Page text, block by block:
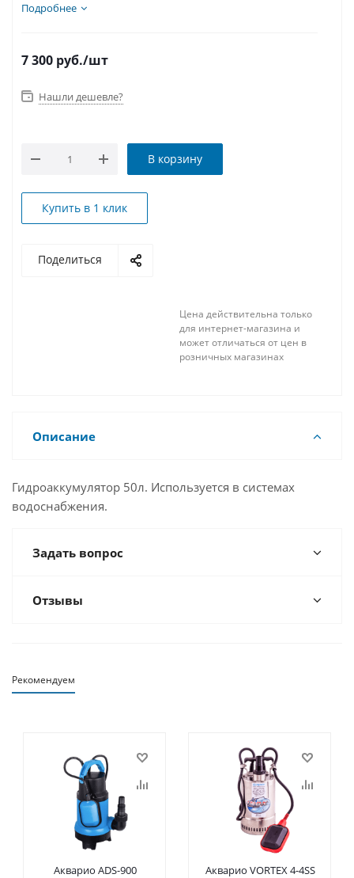
Подробнее
7 300 руб./шт
Нашли дешевле?
В корзину
Купить в 1 клик
Поделиться
Цена действительна только
для интернет-магазина и
может отличаться от цен в
розничных магазинах
Описание
Гидроаккумулятор 50л. Используется в системах
водоснабжения.
Задать вопрос
Отзывы
Рекомендуем
Акварио ADS-900 Акварио VORTEX 4-4SS